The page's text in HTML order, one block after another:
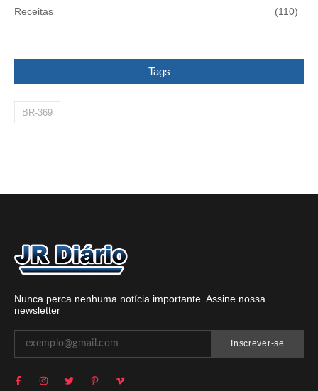
Receitas (110)
Tags
BR-369
Nunca perca nenhuma notícia importante. Assine nossa
newsletter
Inscrever-se